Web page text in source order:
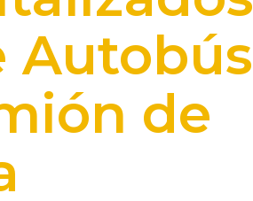
Autobús
de